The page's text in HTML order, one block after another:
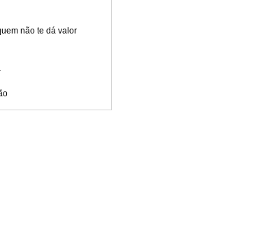
não te dá valor